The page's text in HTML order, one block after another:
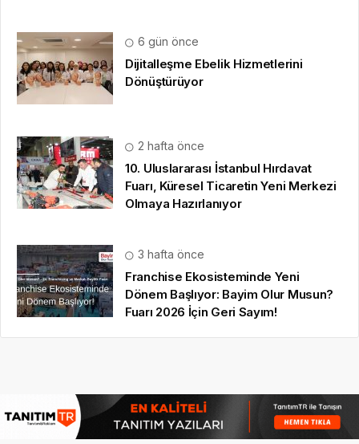
6 gün önce
Dijitalleşme Ebelik Hizmetlerini
Dönüştürüyor
2 hafta önce
10. Uluslararası İstanbul Hırdavat
Fuarı, Küresel Ticaretin Yeni Merkezi
Olmaya Hazırlanıyor
3 hafta önce
Franchise Ekosisteminde Yeni
Dönem Başlıyor: Bayim Olur Musun?
Fuarı 2026 İçin Geri Sayım!